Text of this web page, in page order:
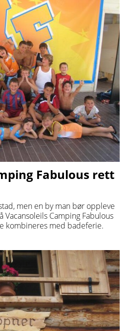
Fabulous rett
men en by man bør oppleve
Vacansoleils Camping Fabulous
kombineres med badeferie.